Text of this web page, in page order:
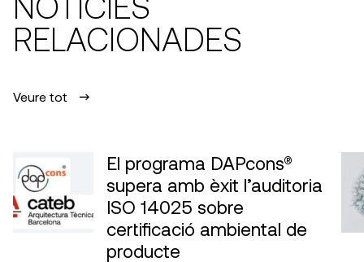
RELACIONADES
Veure tot
El programa DAPcons®
supera amb èxit l’auditoria
ISO 14025 sobre
certificació ambiental de
producte